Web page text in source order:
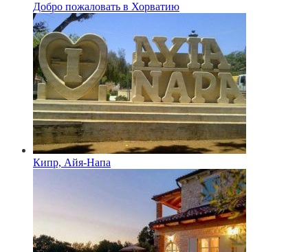
Добро пожаловать в Хорватию
Кипр, Айя-Напа